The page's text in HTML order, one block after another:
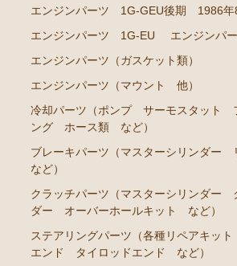
ーゲージなど）
駆動パーツ（センターサポートベ
マークⅡ クレスタ チェイサー
エンジンパーツ 1G-GE
エンジンパーツ 1G-GTE
エンジンパーツ 1JZ-GTE
エンジンパーツ 1G-FE
エンジンパーツ 7M-GE
エンジンパーツ 1G-GEU後期 1986年
エンジンパーツ 1G-EU
エンジンパ
エンジンパーツ（ガスケット類）
エンジンパーツ（マウント 他）
冷却パーツ（ポンプ サーモスタット
ング ホース類 など）
ブレーキパーツ（マスターシリンダ
など）
クラッチパーツ（マスターシリンダー
ダー オーバーホールキット など）
ステアリングパーツ（各種リペアキッ
エンド タイロッドエンド など）